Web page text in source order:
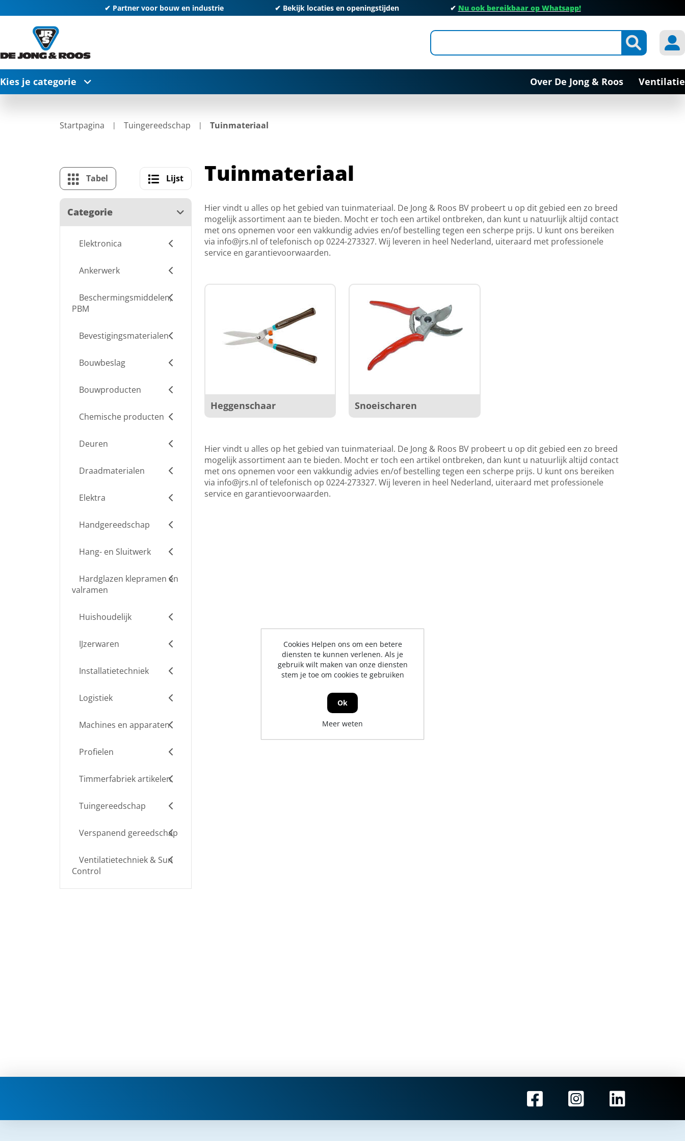
✔ Partner voor bouw en industrie ✔ Bekijk locaties en openingstijden ✔ Nu ook bereikbaar op Whatsapp!
Kies je categorie Over De Jong & Roos Ventilatie
Startpagina Tuingereedschap Tuinmateriaal
Tabel Lijst
Categorie
Elektronica
Ankerwerk
Beschermingsmiddelen,
PBM
Bevestigingsmaterialen
Bouwbeslag
Bouwproducten
Chemische producten
Deuren
Draadmaterialen
Elektra
Handgereedschap
Hang- en Sluitwerk
Hardglazen klepramen en
valramen
Huishoudelijk
IJzerwaren
Installatietechniek
Logistiek
Machines en apparaten
Profielen
Timmerfabriek artikelen
Tuingereedschap
Verspanend gereedschap
Ventilatietechniek & Sun
Control
Tuinmateriaal
Hier vindt u alles op het gebied van tuinmateriaal. De Jong & Roos BV probeert u op dit gebied een zo breed
mogelijk assortiment aan te bieden. Mocht er toch een artikel ontbreken, dan kunt u natuurlijk altijd contact
met ons opnemen voor een vakkundig advies en/of bestelling tegen een scherpe prijs. U kunt ons bereiken
via info@jrs.nl of telefonisch op 0224-273327. Wij leveren in heel Nederland, uiteraard met professionele
service en garantievoorwaarden.
Heggenschaar Snoeischaren
Hier vindt u alles op het gebied van tuinmateriaal. De Jong & Roos BV probeert u op dit gebied een zo breed
mogelijk assortiment aan te bieden. Mocht er toch een artikel ontbreken, dan kunt u natuurlijk altijd contact
met ons opnemen voor een vakkundig advies en/of bestelling tegen een scherpe prijs. U kunt ons bereiken
via info@jrs.nl of telefonisch op 0224-273327. Wij leveren in heel Nederland, uiteraard met professionele
service en garantievoorwaarden.
Cookies Helpen ons om een betere
diensten te kunnen verlenen. Als je
gebruik wilt maken van onze diensten
stem je toe om cookies te gebruiken
Ok
Meer weten